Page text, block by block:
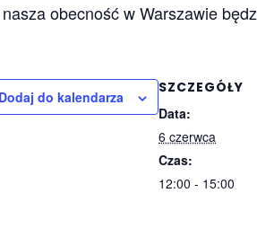
obecność w Warszawie
Dodaj do kalendarza
SZCZEGÓŁY
Data:
6 czerwca
Czas:
12:00 - 15:00